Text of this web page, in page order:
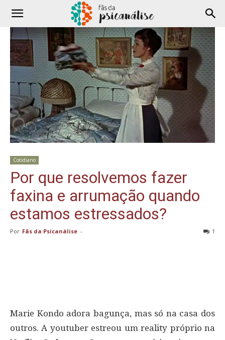
Cotidiano
Por que resolvemos fazer
faxina e arrumação quando
estamos estressados?
Por Fãs da Psicanálise - 1
Marie Kondo adora bagunça, mas só na casa dos
outros. A youtuber estreou um reality próprio na